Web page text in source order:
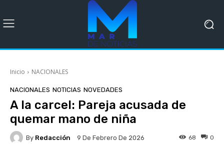
Inicio NACIONALES
NACIONALES NOTICIAS NOVEDADES
A la carcel: Pareja acusada de
quemar mano de niña
By Redacción 9 De Febrero De 2026 0
68